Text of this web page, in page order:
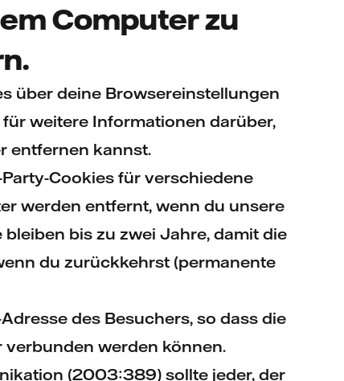
Computer zu
über deine Browsereinstellungen
weitere Informationen darüber,
entfernen kannst.
Cookies für verschiedene
werden entfernt, wenn du unsere
bis zu zwei Jahre, damit die
du zurückkehrst (permanente
des Besuchers, so dass die
werden können.
(2003:389) sollte jeder, der